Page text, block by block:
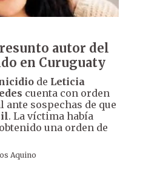
autor del
en Curuguaty
de Leticia
cuenta con orden
sospechas de que
. La víctima había
una orden de
Aquino